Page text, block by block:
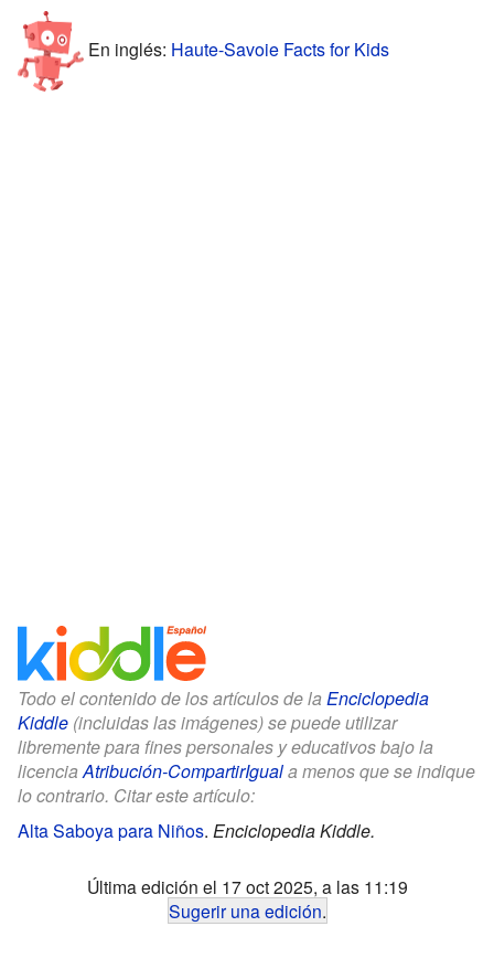
En inglés: Haute-Savoie Facts for Kids
Todo el contenido de los artículos de la Enciclopedia
Kiddle (incluidas las imágenes) se puede utilizar
libremente para fines personales y educativos bajo la
licenciaAtribución-CompartirIguala menos que se indique
lo contrario. Citar este artículo:
Alta Saboya para Niños. Enciclopedia Kiddle.
Última edición el 17 oct 2025, a las 11:19
Sugerir una edición.